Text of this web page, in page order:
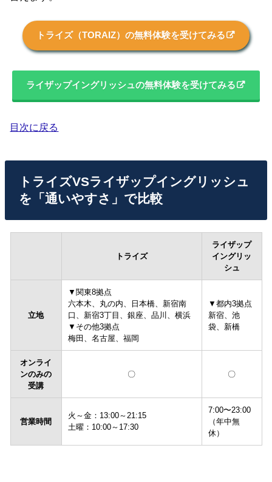
トライズ（TORAIZ）の無料体験を受けてみる
ライザップイングリッシュの無料体験を受けてみる
目次に戻る
トライズVSライザップイングリッシュ
を「通いやすさ」で比較
トライズ
ライザップ
イングリッ
シュ
立地
▼関東8拠点
六本木、丸の内、日本橋、新宿南
口、新宿3丁目、銀座、品川、横浜
▼その他3拠点
梅田、名古屋、福岡
▼都内3拠点
新宿、池
袋、新橋
オンライ
ンのみの
受講
〇 〇
営業時間
火～金：13:00～21:15
土曜：10:00～17:30
7:00〜23:00
（年中無
休）